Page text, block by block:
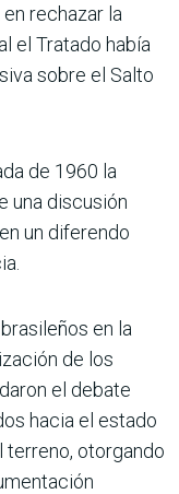
rechazar la
el Tratado había
sobre el Salto
de 1960 la
una discusión
un diferendo
en la
de los
el debate
hacia el estado
otorgando